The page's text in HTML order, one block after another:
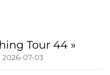
Tour 44 »
2026-07-03